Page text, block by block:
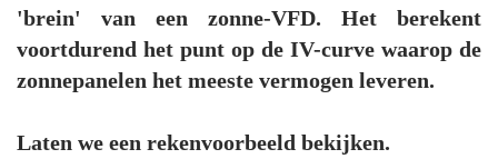
'brein' van een zonne-VFD. Het berekent
voortdurend het punt op de IV-curve waarop de
zonnepanelen het meeste vermogen leveren.
Laten we een rekenvoorbeeld bekijken.